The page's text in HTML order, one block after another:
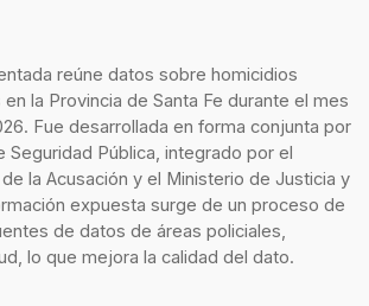
reúne datos sobre homicidios
la Provincia de Santa Fe durante el mes
Fue desarrollada en forma conjunta por
Seguridad Pública, integrado por el
la Acusación y el Ministerio de Justicia y
expuesta surge de un proceso de
de datos de áreas policiales,
lo que mejora la calidad del dato.